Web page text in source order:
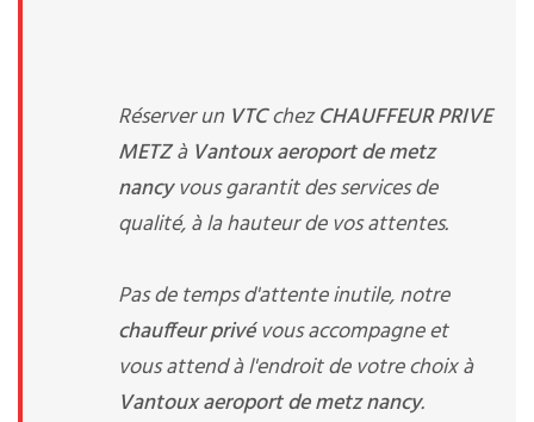
Réserver un VTCchezCHAUFFEUR PRIVE
METZà Vantoux aeroport de metz
nancyvous garantit des services de
qualité, à la hauteur de vos attentes.
Pas de temps d'attente inutile, notre
chauffeur privévous accompagne et
vous attend à l'endroit de votre choix à
Vantoux aeroport de metz nancy.